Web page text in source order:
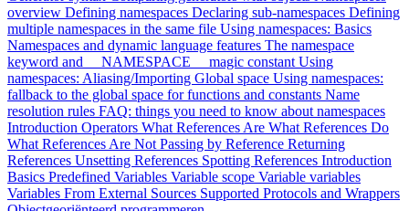
overview Defining namespaces Declaring sub-namespaces Defining
multiple namespaces in the same file Using namespaces: Basics
Namespaces and dynamic language features The namespace
keyword and __NAMESPACE__ magic constantUsing
namespaces: Aliasing/Importing Global space Using namespaces:
fallback to the global space for functions and constants Name
resolution rules FAQ: things you need to know about namespaces
Introduction Operators What References Are What References Do
What References Are NotPassing by Reference Returning
References Unsetting References Spotting References Introduction
Basics Predefined Variables Variable scope Variable variables
Variables From External Sources Supported Protocols and Wrappers